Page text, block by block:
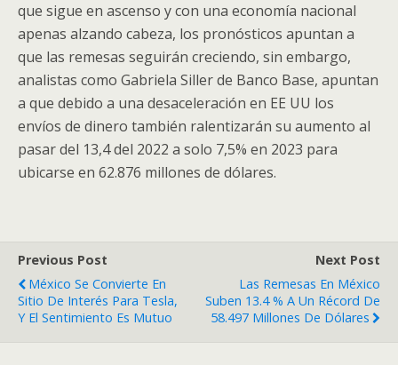
que sigue en ascenso y con una economía nacional
apenas alzando cabeza, los pronósticos apuntan a
que las remesas seguirán creciendo, sin embargo,
analistas como Gabriela Siller de Banco Base, apuntan
a que debido a una desaceleración en EE UU los
envíos de dinero también ralentizarán su aumento al
pasar del 13,4 del 2022 a solo 7,5% en 2023 para
ubicarse en 62.876 millones de dólares.
Previous Post
México Se Convierte En
Sitio De Interés Para Tesla,
Y El Sentimiento Es Mutuo
Next Post
Las Remesas En México
Suben 13.4 % A Un Récord De
58.497 Millones De Dólares